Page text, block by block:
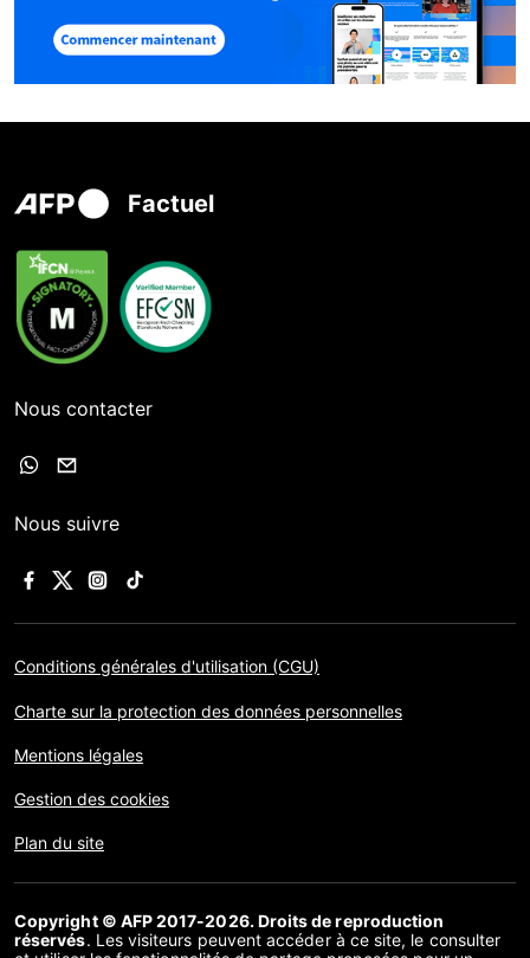
Factuel
Nous contacter
Nous suivre
Conditions générales d'utilisation (CGU)
Charte sur la protection des données personnelles
Mentions légales
Gestion des cookies
Plan du site
Copyright © AFP 2017-2026. Droits de reproduction
réservés. Les visiteurs peuvent accéder à ce site, le consulter